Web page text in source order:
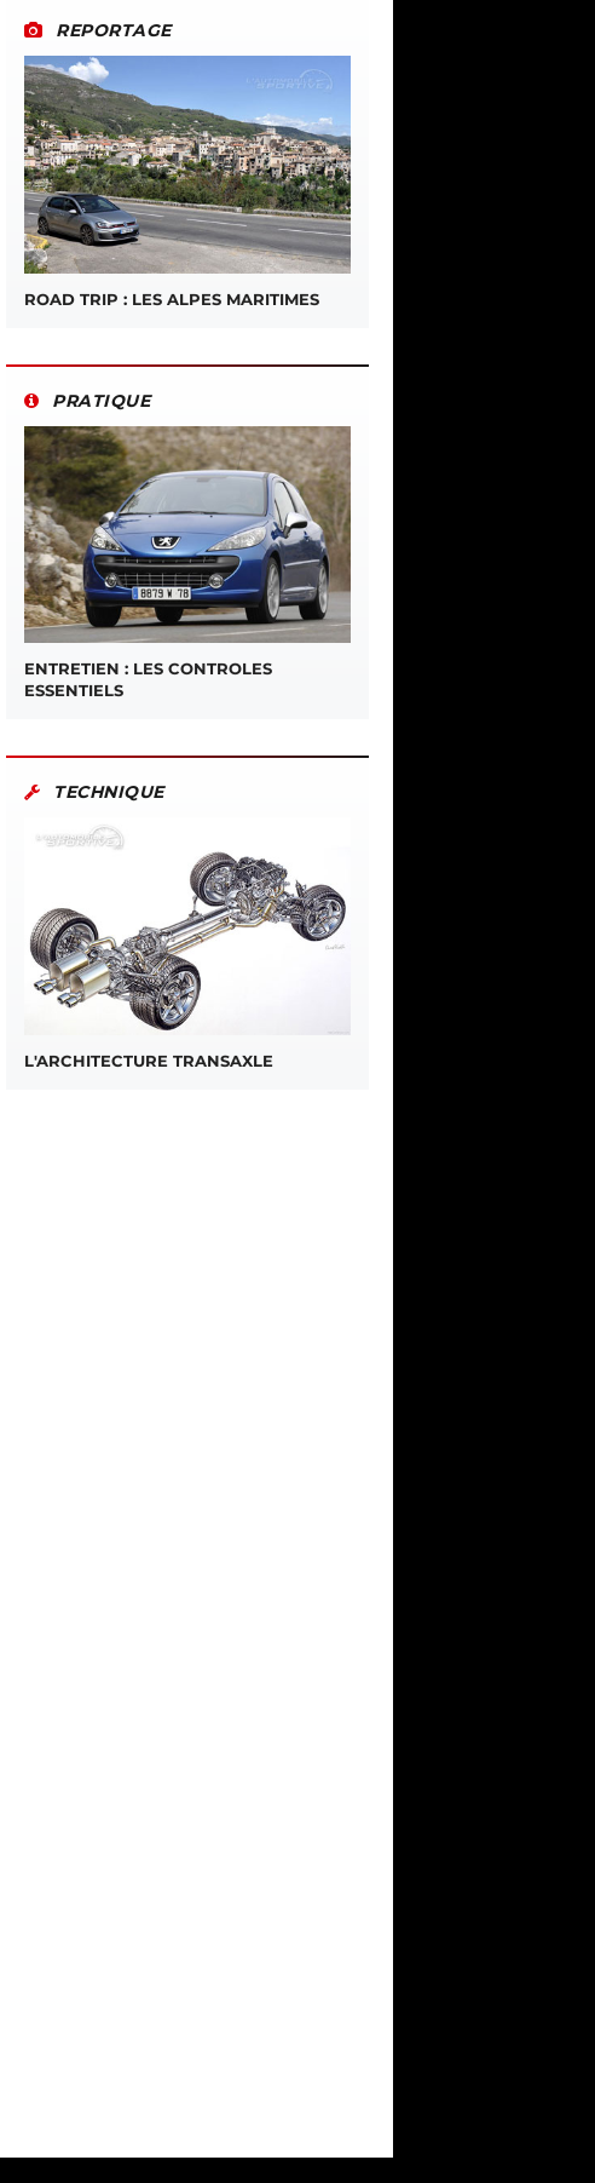
REPORTAGE
ROAD TRIP : LES ALPES MARITIMES
PRATIQUE
ENTRETIEN : LES CONTROLES
ESSENTIELS
TECHNIQUE
L'ARCHITECTURE TRANSAXLE